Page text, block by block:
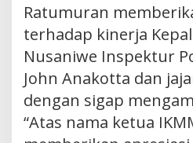
Ratumuran
terhadap kinerja
Nusaniwe Inspektur
John Anakotta dan
dengan sigap
“Atas nama ketua